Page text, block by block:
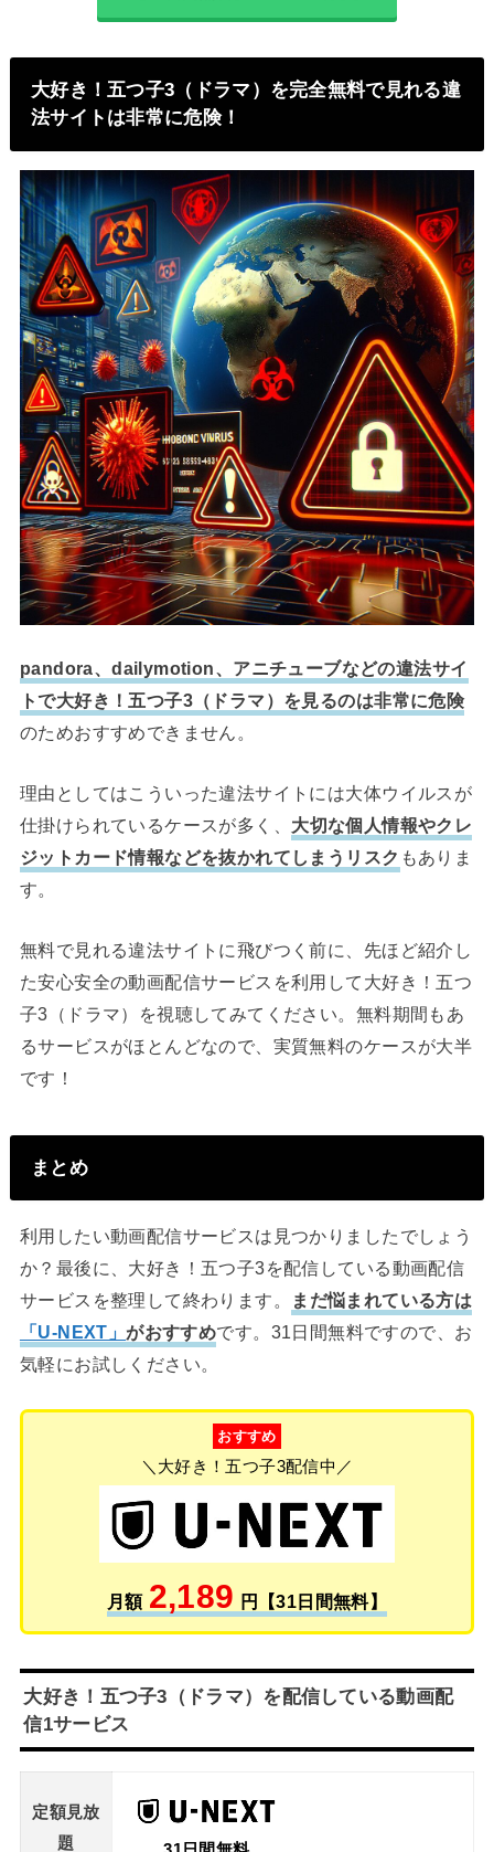
大好き！五つ子3（ドラマ）を完全無料で見れる違
法サイトは非常に危険！
pandora、dailymotion、アニチューブなどの違法サイ
トで大好き！五つ子3（ドラマ）を見るのは非常に危険
のためおすすめできません。
理由としてはこういった違法サイトには大体ウイルスが
仕掛けられているケースが多く、 大切な個人情報やクレ
ジットカード情報などを抜かれてしまうリスク もありま
す。
無料で見れる違法サイトに飛びつく前に、先ほど紹介し
た安心安全の動画配信サービスを利用して大好き！五つ
子3（ドラマ）を視聴してみてください。無料期間もあ
るサービスがほとんどなので、実質無料のケースが大半
です！
まとめ
利用したい動画配信サービスは見つかりましたでしょう
か？最後に、大好き！五つ子3を配信している動画配信
サービスを整理して終わります。
まだ悩まれている方は
「U-NEXT」がおすすめです。31日間無料ですので、お
気軽にお試しください。
おすすめ
＼大好き！五つ子3配信中／
月額 2,189 円【31日間無料】
大好き！五つ子3（ドラマ）を配信している動画配
信1サービス
定額見放
題